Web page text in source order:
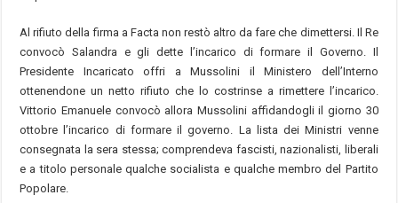
Al rifiuto della firma a Facta non restò altro da fare che dimettersi. Il Re
convocò Salandra e gli dette l’incarico di formare il Governo. Il
Presidente Incaricato offri a Mussolini il Ministero dell’Interno
ottenendone un netto rifiuto che lo costrinse a rimettere l’incarico.
Vittorio Emanuele convocò allora Mussolini affidandogli il giorno 30
ottobre l’incarico di formare il governo. La lista dei Ministri venne
consegnata la sera stessa; comprendeva fascisti, nazionalisti, liberali
e a titolo personale qualche socialista e qualche membro del Partito
Popolare.